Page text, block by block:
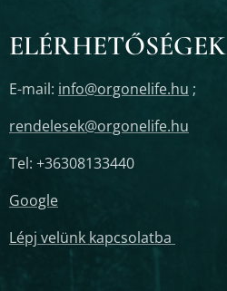
ELÉRHETŐSÉGEK
E-mail: info@orgonelife.hu ;
rendelesek@orgonelife.hu
Tel: +36308133440
Google
Lépj velünk kapcsolatba